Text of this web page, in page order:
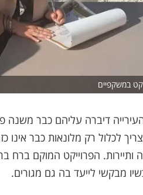
במשקפיים
דיברה עליהם כבר משנה
לכלול רק מלונאות כבר אינו
ותיירות. הפרוייקט המוקם
מבקשי לייעד בה גם מגורים.